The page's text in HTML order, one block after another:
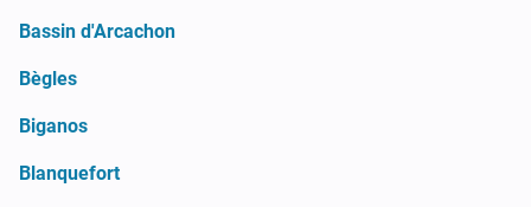
Bassin d'Arcachon
Bègles
Biganos
Blanquefort